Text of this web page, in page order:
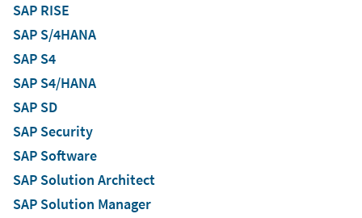
SAP RISE
SAP S/4HANA
SAP S4
SAP S4/HANA
SAP SD
SAP Security
SAP Software
SAP Solution Architect
SAP Solution Manager